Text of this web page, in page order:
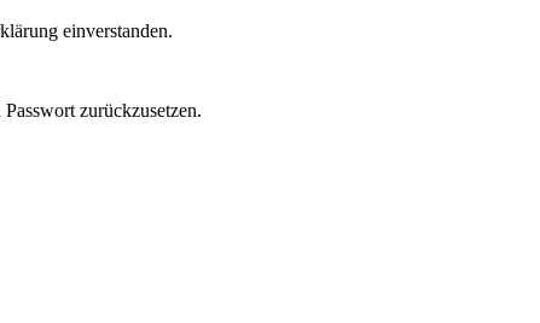
einverstanden.
zurückzusetzen.